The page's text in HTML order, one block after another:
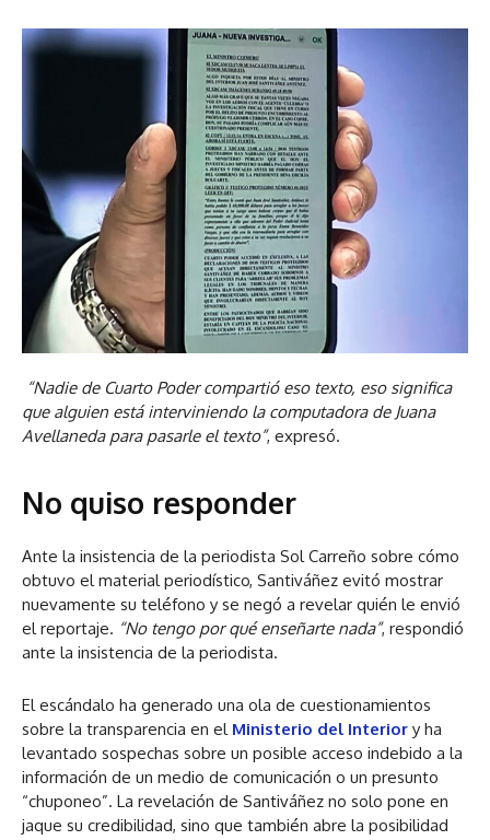
“Nadie de Cuarto Poder compartió eso texto, eso significa
que alguien está interviniendo la computadora de Juana
Avellaneda para pasarle el texto”, expresó.
No quiso responder
Ante la insistencia de la periodista Sol Carreño sobre cómo
obtuvo el material periodístico, Santiváñez evitó mostrar
nuevamente su teléfono y se negó a revelar quién le envió
el reportaje. “No tengo por qué enseñarte nada”, respondió
ante la insistencia de la periodista.
El escándalo ha generado una ola de cuestionamientos
sobre la transparencia en el Ministerio del Interior y ha
levantado sospechas sobre un posible acceso indebido a la
información de un medio de comunicación o un presunto
“chuponeo”. La revelación de Santiváñez no solo pone en
jaque su credibilidad, sino que también abre la posibilidad